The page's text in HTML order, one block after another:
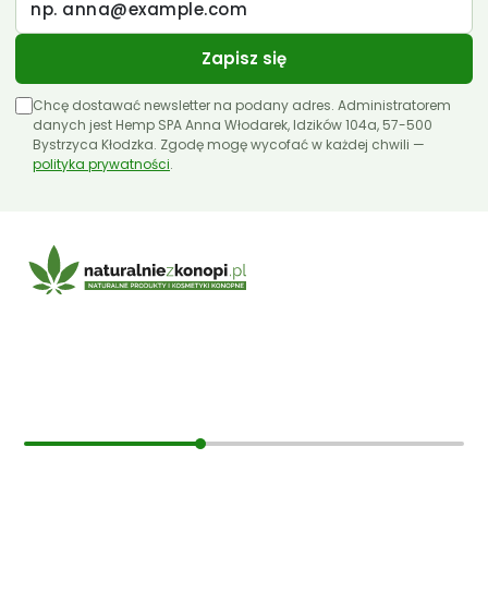
Zapisz się
Chcę dostawać newsletter na podany adres. Administratorem
danych jest Hemp SPA Anna Włodarek, Idzików 104a, 57-500
Bystrzyca Kłodzka. Zgodę mogę wycofać w każdej chwili —
polityka prywatności.